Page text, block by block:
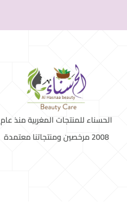
الحسناء للمنتجات المغربية منذ عام
2008 مرخصين ومنتجاتنا معتمدة